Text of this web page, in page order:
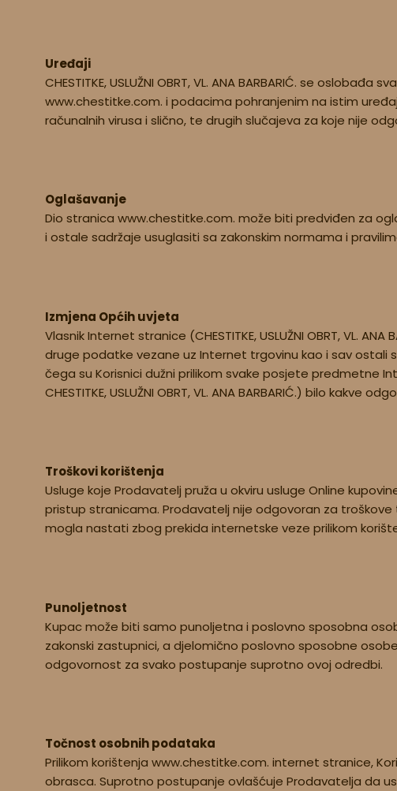
Uređaji
CHESTITKE, USLUŽNI OBRT, VL. ANA BARBARIĆ. se
www.chestitke.com. i podacima pohranjenim na istim
računalnih virusa i slično, te drugih slučajeva za koje nije
Oglašavanje
Dio stranica www.chestitke.com. može biti predviđen za
i ostale sadržaje usuglasiti sa zakonskim normama i
Izmjena Općih uvjeta
Vlasnik Internet stranice (CHESTITKE, USLUŽNI OBRT, VL.
druge podatke vezane uz Internet trgovinu kao i sav ostali
čega su Korisnici dužni prilikom svake posjete predmetne
CHESTITKE, USLUŽNI OBRT, VL. ANA BARBARIĆ.) bilo kakve
Troškovi korištenja
Usluge koje Prodavatelj pruža u okviru usluge Online
pristup stranicama. Prodavatelj nije odgovoran za
mogla nastati zbog prekida internetske veze prilikom
Punoljetnost
Kupac može biti samo punoljetna i poslovno sposobna
zakonski zastupnici, a djelomično poslovno sposobne
odgovornost za svako postupanje suprotno ovoj odredbi.
Točnost osobnih podataka
Prilikom korištenja www.chestitke.com. internet stranice,
obrasca. Suprotno postupanje ovlašćuje Prodavatelja da